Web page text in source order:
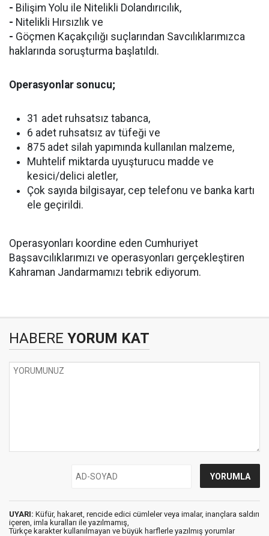
- Bilişim Yolu ile Nitelikli Dolandırıcılık,
- Nitelikli Hırsızlık ve
- Göçmen Kaçakçılığı suçlarından Savcılıklarımızca
haklarında soruşturma başlatıldı.
Operasyonlar sonucu;
31 adet ruhsatsız tabanca,
6 adet ruhsatsız av tüfeği ve
875 adet silah yapımında kullanılan malzeme,
Muhtelif miktarda uyuşturucu madde ve
kesici/delici aletler,
Çok sayıda bilgisayar, cep telefonu ve banka kartı
ele geçirildi.
Operasyonları koordine eden Cumhuriyet
Başsavcılıklarımızı ve operasyonları gerçekleştiren
Kahraman Jandarmamızı tebrik ediyorum.
HABERE YORUM KAT
UYARI: Küfür, hakaret, rencide edici cümleler veya imalar, inançlara saldırı
içeren, imla kuralları ile yazılmamış,
Türkçe karakter kullanılmayan ve büyük harflerle yazılmış yorumlar